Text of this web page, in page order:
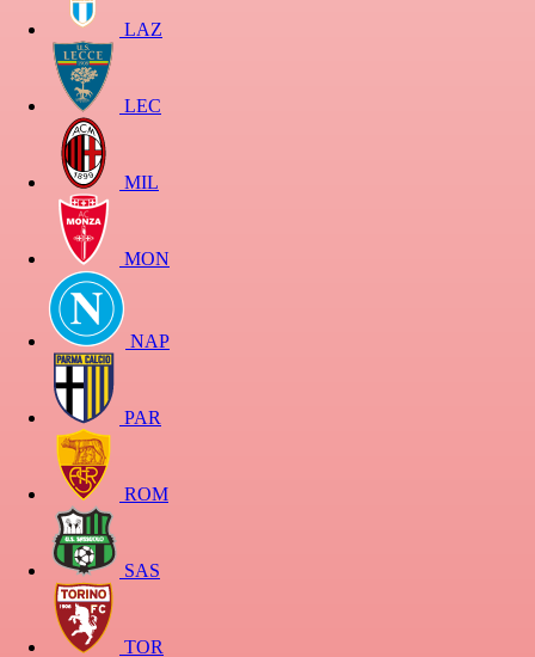
LAZ
LEC
MIL
MON
NAP
PAR
ROM
SAS
TOR